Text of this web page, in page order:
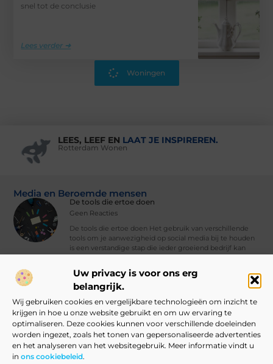
Uw privacy is voor ons erg
belangrijk.
Wij gebruiken cookies en vergelijkbare technologieën om inzicht te
krijgen in hoe u onze website gebruikt en om uw ervaring te
optimaliseren. Deze cookies kunnen voor verschillende doeleinden
worden ingezet, zoals het tonen van gepersonaliseerde advertenties
en het analyseren van het websitegebruik. Meer informatie vindt u
in ons cookiebeleid.
snel tot de conclusie
Lees verder ➜
Woningen
LEES, LEEF EN LAAT JE INSPIREREN.
Rotterdam Wonen
Media en Beroemde mensen
De tools die ertoe doen
Geen Reacties
De tools die ertoe doen Het gebruik van verschillende
tools om je aanwezigheid op social media bij te houden
is een verstandige stap die ieder groeiend bedrijf kan
Vind Ons Hier :
Beroemdheden Uit de Media Partners Over ons Ons team
Contact Blog publiceren